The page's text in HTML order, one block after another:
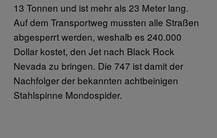
13 Tonnen und ist mehr als 23 Meter lang.
Auf dem Transportweg mussten alle Straßen
abgesperrt werden, weshalb es 240.000
Dollar kostet, den Jet nach Black Rock
Nevada zu bringen. Die 747 ist damit der
Nachfolger der bekannten achtbeinigen
Stahlspinne Mondospider.